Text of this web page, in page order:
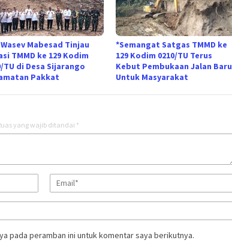
Mabesad Tinjau
TMMD ke 129 Kodim
TU di Desa Sijarango
Pakkat
*Semangat Satgas TMMD ke
129 Kodim 0210/TU Terus
Kebut Pembukaan Jalan Baru
Untuk Masyarakat
yang wajib ditandai *
pada peramban ini untuk komentar saya berikutnya.